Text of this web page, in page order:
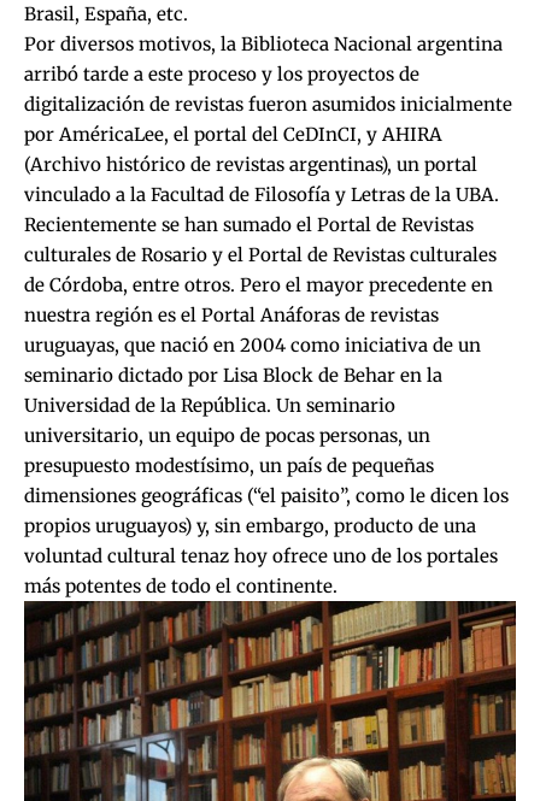
Brasil, España, etc.
Por diversos motivos, la Biblioteca Nacional argentina
arribó tarde a este proceso y los proyectos de
digitalización de revistas fueron asumidos inicialmente
por AméricaLee, el portal del CeDInCI, y AHIRA
(Archivo histórico de revistas argentinas), un portal
vinculado a la Facultad de Filosofía y Letras de la UBA.
Recientemente se han sumado el Portal de Revistas
culturales de Rosario y el Portal de Revistas culturales
de Córdoba, entre otros. Pero el mayor precedente en
nuestra región es el Portal Anáforas de revistas
uruguayas, que nació en 2004 como iniciativa de un
seminario dictado por Lisa Block de Behar en la
Universidad de la República. Un seminario
universitario, un equipo de pocas personas, un
presupuesto modestísimo, un país de pequeñas
dimensiones geográficas (“el paisito”, como le dicen los
propios uruguayos) y, sin embargo, producto de una
voluntad cultural tenaz hoy ofrece uno de los portales
más potentes de todo el continente.